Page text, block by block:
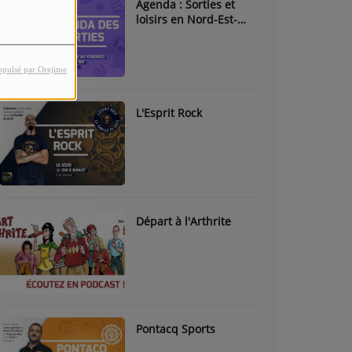
par Orejime
Agenda : Sorties et
loisirs en Nord-Est-
L'Esprit Rock
Départ à l'Arthrite
Pontacq Sports